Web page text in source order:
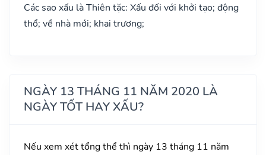
Các sao xấu là Thiên tặc: Xấu đối với khởi tạo; động
thổ; về nhà mới; khai trương;
NGÀY 13 THÁNG 11 NĂM 2020 LÀ
NGÀY TỐT HAY XẤU?
Nếu xem xét tổng thể thì ngày 13 tháng 11 năm